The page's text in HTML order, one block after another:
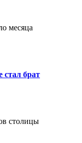
месяца
стал брат
столицы